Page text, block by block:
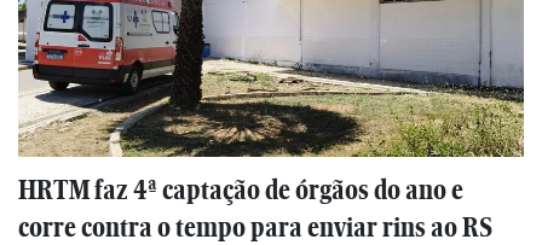
HRTM faz 4ª captação de órgãos do ano e
corre contra o tempo para enviar rins ao RS